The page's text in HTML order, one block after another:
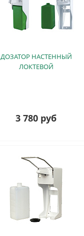
ДОЗАТОР НАСТЕННЫЙ
ЛОКТЕВОЙ
3 780 руб